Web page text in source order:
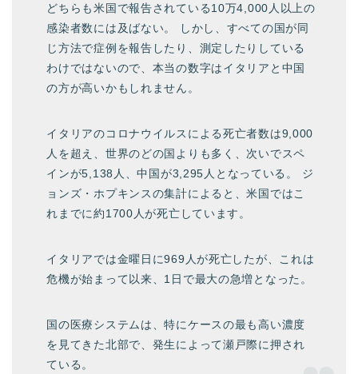
どちらも米国で報告されている10万4,000人以上の
感染者数には及ばない。 しかし、すべての国が同
じ方法で症例を報告したり、測定したりしている
わけではないので、本当の数字はイタリアと中国
の方が高いかもしれません。
イタリアのコロナウイルスによる死亡者数は9,000
人を超え、世界のどの国よりも多く、次いでスペ
インが5,138人、中国が3,295人となっている。 ジ
ョンズ・ホプキンスの集計によると、米国ではこ
れまでに約1700人が死亡しています。
イタリアでは金曜日に969人が死亡したが、これは
危機が始まって以来、1日で最大の急増となった。
国の医療システムは、特にケースの最も高い濃度
を見てきた北部で、発生によって瀬戸際に押され
ている。